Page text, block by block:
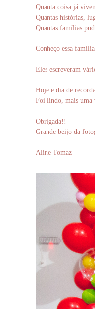
Quanta coisa já
Quantas histórias,
Quantas famílias
Conheço essa
Eles escreveram
Hoje é dia de
Foi lindo, mais uma
Obrigada!!
Grande beijo da
Aline Tomaz